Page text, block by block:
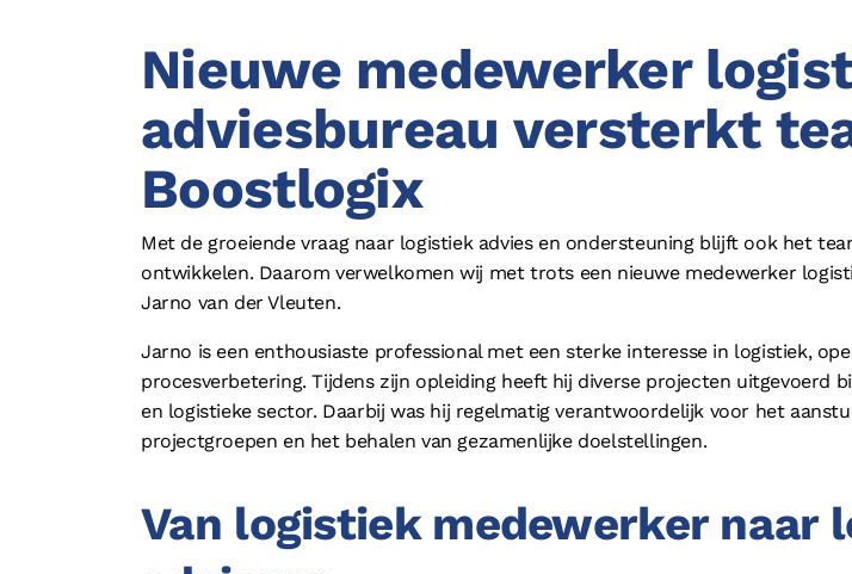
Nieuwe medewerker
adviesbureau versterkt
Boostlogix
Met de groeiende vraag naar logistiek advies en ondersteuning blijft ook het
ontwikkelen. Daarom verwelkomen wij met trots een nieuwe medewerker
Jarno van der Vleuten.
Jarno is een enthousiaste professional met een sterke interesse in logistiek,
procesverbetering. Tijdens zijn opleiding heeft hij diverse projecten uitgevoerd
en logistieke sector. Daarbij was hij regelmatig verantwoordelijk voor het
projectgroepen en het behalen van gezamenlijke doelstellingen.
Van logistiek medewerker naar